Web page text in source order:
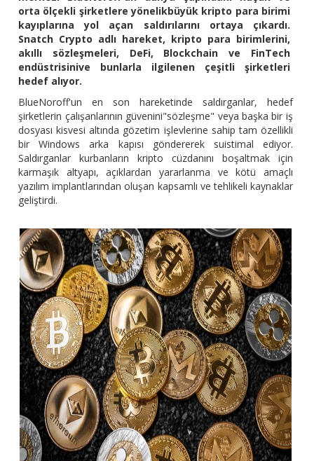
orta ölçekli şirketlere yönelikbüyük kripto para birimi
kayıplarına yol açan saldırılarını ortaya çıkardı.
Snatch Crypto adlı hareket, kripto para birimlerini,
akıllı sözleşmeleri, DeFi, Blockchain ve FinTech
endüstrisinive bunlarla ilgilenen çeşitli şirketleri
hedef alıyor.
BlueNoroff'un en son hareketinde saldırganlar, hedef
şirketlerin çalışanlarının güvenini"sözleşme" veya başka bir iş
dosyası kisvesi altında gözetim işlevlerine sahip tam özellikli
bir Windows arka kapısı göndererek suistimal ediyor.
Saldırganlar kurbanların kripto cüzdanını boşaltmak için
karmaşık altyapı, açıklardan yararlanma ve kötü amaçlı
yazılım implantlarından oluşan kapsamlı ve tehlikeli kaynaklar
geliştirdi.